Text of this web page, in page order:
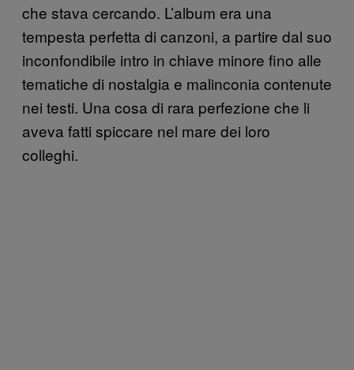
che stava cercando. L’album era una
tempesta perfetta di canzoni, a partire dal suo
inconfondibile intro in chiave minore fino alle
tematiche di nostalgia e malinconia contenute
nei testi. Una cosa di rara perfezione che li
aveva fatti spiccare nel mare dei loro
colleghi.